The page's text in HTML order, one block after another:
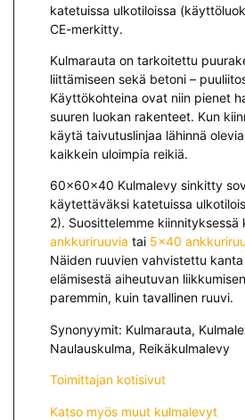
katetuissa ulkotiloissa
CE-merkitty.
Kulmarauta on tarkoitettu
liittämiseen sekä betoni –
Käyttökohteina ovat niin pienet
suuren luokan rakenteet. Kun
käytä taivutuslinjaa lähinnä
kaikkein uloimpia reikiä.
60x60x40 Kulmalevy sinkitty
käytettäväksi katetuissa
2). Suosittelemme
ankkuriruuvia tai 5×40
Näiden ruuvien vahvistettu
elämisestä aiheutuvan
paremmin, kuin tavallinen ruuvi.
Synonyymit: Kulmarauta,
Naulauskulma, Reikäkulmalevy
Toimittajan kotisivut
Katso myös muut kulmalevyt